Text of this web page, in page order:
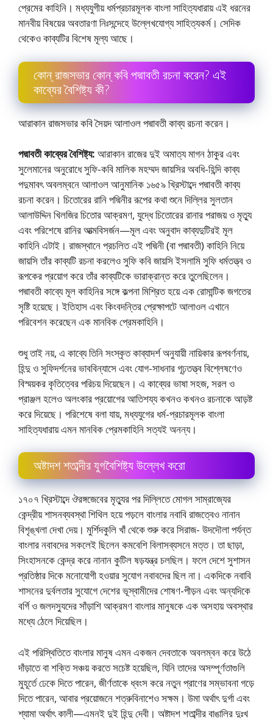
প্রেমের কাহিনি। মধ্যযুগীয় ধর্মপ্রচারমূলক বাংলা সাহিত্যধারায় এই ধরনের
মানবীয় বিষয়ের অবতারণা নিঃসন্দেহে উল্লেখযােগ্য সাহিত্যকর্ম। সেদিক
থেকেও কাব্যটির বিশেষ মূল্য আছে।
কোন্ রাজসভার কোন্ কবি পদ্মাবতী রচনা করেন? এই
কাব্যের বৈশিষ্ট্য কী?
আরাকান রাজসভার কবি সৈয়দ আলাওল পদ্মাবতী কাব্য রচনা করেন।
পদ্মাবতী কাব্যের বৈশিষ্ট্য: আরাকান রাজের দুই অমাত্য মাগন ঠাকুর এবং
সুলেমানের অনুরােধে সুফি-কবি মালিক মহম্মদ জায়সির অবধি-হিন্দি কাব্য
পদুমাবৎ অবলম্বনে আলাওল আনুমানিক ১৬৫৯ খ্রিস্টাব্দে পদ্মাবতী কাব্য
রচনা করেন। চিতােরের রানি পদ্মিনীর রূপের কথা শুনে দিল্লির সুলতান
আলাউদ্দিন খিলজির চিতাের আক্রমণ, যুদ্ধে চিতােরের রানার পরাজয় ও মৃত্যু
এবং পরিশেষে রানির আত্মবিসর্জন—মূল এবং অনুবাদ কাব্যদুটিরই মূল
কাহিনি এটাই। রাজস্থানে প্রচলিত এই পদ্মিনী (বা পদ্মাবতী) কাহিনি নিয়ে
জায়সি তাঁর কাব্যটি রচনা করলেও সুফি কবি জায়সি ইসলামি সুফি ধর্মতত্ত্ব ও
রূপকের প্রয়ােগ করে তাঁর কাব্যটিকে ভারাক্রান্ত করে তুলেছিলেন।
পদ্মাবতী কাব্যে মূল কাহিনির সঙ্গে কল্পনা মিশ্রিত হয়ে এক রােমান্টিক জগতের
সৃষ্টি হয়েছে। ইতিহাস এবং কিংবদন্তির প্রেক্ষাপটে আলাওল এখানে
পরিবেশন করেছেন এক মানবিক প্রেমকাহিনি।
শুধু তাই নয়, এ কাব্যে তিনি সংস্কৃত কাব্যাদর্শ অনুযায়ী নায়িকার রূপবর্ণনায়,
হিন্দু ও সুফিদর্শনের ভাববিন্যাসে এবং যােগ-সাধনার গূঢ়তত্ত্ব বিশ্লেষণেও
বিস্ময়কর কৃতিত্বের পরিচয় দিয়েছেন। এ কাব্যের ভাষা সহজ, সরল ও
প্রাঞ্জল হলেও অলংকার প্রয়ােগের আতিশয্য কখনও কখনও রচনাকে আড়ষ্ট
করে দিয়েছে। পরিশেষে বলা যায়, মধ্যযুগের ধর্ম-প্রচারমূলক বাংলা
সাহিত্যধারায় এমন মানবিক প্রেমকাহিনি সত্যই অনন্য।
অষ্টাদশ শতাব্দীর যুগবৈশিষ্ট্য উল্লেখ করাে
১৭০৭ খ্রিস্টাব্দে ঔরঙ্গজেবের মৃত্যুর পর দিল্লিতে মােগল সাম্রাজ্যের
কেন্দ্রীয় শাসনব্যবস্থা শিথিল হয়ে পড়লে বাংলার নবাবি রাজত্বেও নানান
বিশৃঙ্খলা দেখা দেয়। মুর্শিদকুলি খাঁ থেকে শুরু করে সিরাজ- উদদৌলা পর্যন্ত
বাংলার নবাবদের সকলেই ছিলেন কমবেশি বিলাসব্যসনে মত্ত। তা ছাড়া,
সিংহাসনকে কেন্দ্র করে নানান কুটিল ষড়যন্ত্র চলছিল। ফলে দেশে সুশাসন
প্রতিষ্ঠার দিকে মনােযােগী হওয়ার সুযােগ নবাবদের ছিল না। একদিকে নবাবি
শাসনের দুর্বলতার সুযােগে দেশের ভূস্বামীদের শােষণ-পীড়ন এবং অন্যদিকে
বর্গি ও জলদস্যুদের সাঁড়াশি আক্রমণ বাংলার মানুষকে এক অসহায় অবস্থার
মধ্যে ঠেলে দিয়েছিল।
এই পরিস্থিতিতে বাংলার মানুষ এমন একজন দেবতাকে অবলম্বন করে উঠে
দাঁড়াতে বা শক্তি সঞ্চয় করতে সচেষ্ট হয়েছিল, যিনি তাদের অসম্পূর্ণতাগুলি
মুহূর্তে ঢেকে দিতে পারেন, জীর্ণতাকে ধ্বংস করে নতুন প্রাণের সম্ভাবনা গড়ে
দিতে পারেন, আবার প্রয়ােজনে শত্রুবিনাশেও সক্ষম। উমা অর্থাৎ দুর্গা এবং
শ্যামা অর্থাৎ কালী—এমনই দুই হিন্দু দেবী। অষ্টাদশ শতাব্দীর বাঙালির দুঃখ